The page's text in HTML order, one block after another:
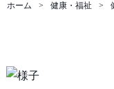
ホーム 健康・福祉